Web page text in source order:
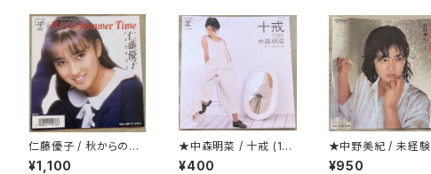
仁藤優子 / 秋からのSu
mmer Time
¥1,100
★中森明菜 / 十戒 (19
84)
¥400
★中野美紀 / 未経験
¥950